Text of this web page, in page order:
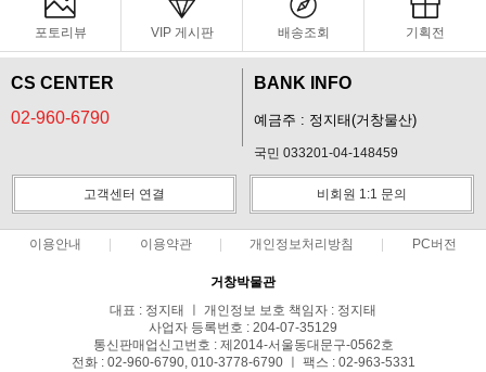
포토리뷰 VIP 게시판 배송조회 기획전
CS CENTER
02-960-6790
BANK INFO
예금주 : 정지태(거창물산)
국민 033201-04-148459
고객센터 연결 비회원 1:1 문의
이용안내 이용약관 개인정보처리방침 PC버전
거창박물관
대표 : 정지태 ㅣ 개인정보 보호 책임자 : 정지태
사업자 등록번호 : 204-07-35129
통신판매업신고번호 : 제2014-서울동대문구-0562호
전화 : 02-960-6790, 010-3778-6790 ㅣ 팩스 : 02-963-5331